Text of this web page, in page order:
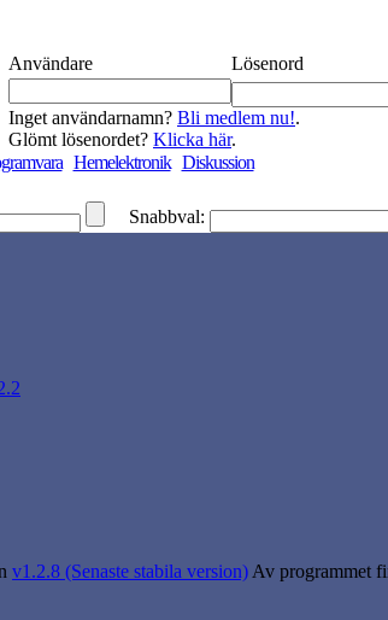
Användare
Lösenord
Inget användarnamn? Bli medlem nu!.
Glömt lösenordet? Klicka här.
Hemelektronik Diskussion
Snabbval:
v1.2.8 (Senaste stabila version)Av programmet